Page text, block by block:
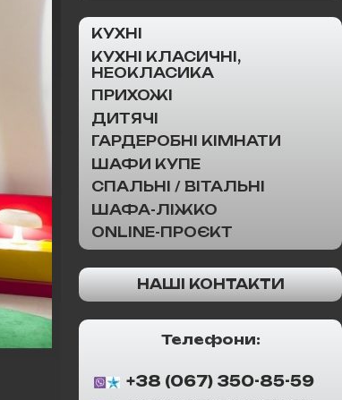
КУХНІ
КУХНІ КЛАСИЧНІ,
НЕОКЛАСИКА
ПРИХОЖІ
ДИТЯЧІ
ГАРДЕРОБНІ КІМНАТИ
ШАФИ КУПЕ
СПАЛЬНІ / ВІТАЛЬНІ
ШАФА-ЛІЖКО
ONLINE-ПРОЄКТ
НАШІ КОНТАКТИ
Телефони:
+38 (067) 350-85-59